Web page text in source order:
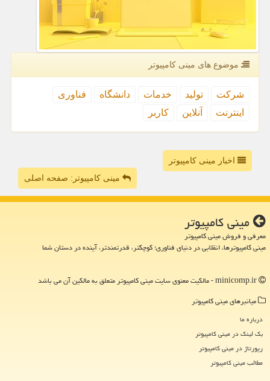
موضوع های مینی كامپیوتر
شركت تولید خدمات دانشگاه
فناوری
اینترنت
آنلاین كاربر
اخبار مینی کامپیوتر
مینی کامپیوتر: صفحه اصلی
مینی كامپیوتر
معرفی و فروش مینی کامپیوتر
مینی کامپیوترها، انقلابی در دنیای فناوری؛ کوچکتر، قدرتمندتر، آینده در دستان شما
میانبرهای مینی كامپیوتر
درباره ما
بک لینک در مینی كامپیوتر
رپورتاژ در مینی كامپیوتر
مطالب مینی كامپیوتر